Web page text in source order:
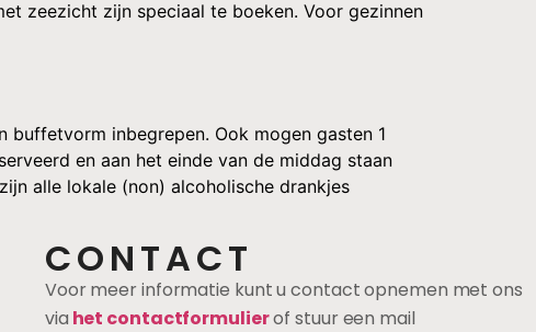
zeezicht zijn speciaal te boeken. Voor gezinnen
buffetvorm inbegrepen. Ook mogen gasten 1
en aan het einde van de middag staan
alle lokale (non) alcoholische drankjes
CONTACT
Voor meer informatie kunt u contact opnemen met ons
via het contactformulierof stuur een mail